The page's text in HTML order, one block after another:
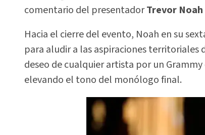
comentario del presentadorTrevor Noah
Hacia el cierre del evento, Noah en su
para aludir a las aspiraciones territoriales
deseo de cualquier artista por un
elevando el tono del monólogo final.